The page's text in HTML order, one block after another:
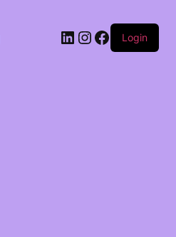
Login